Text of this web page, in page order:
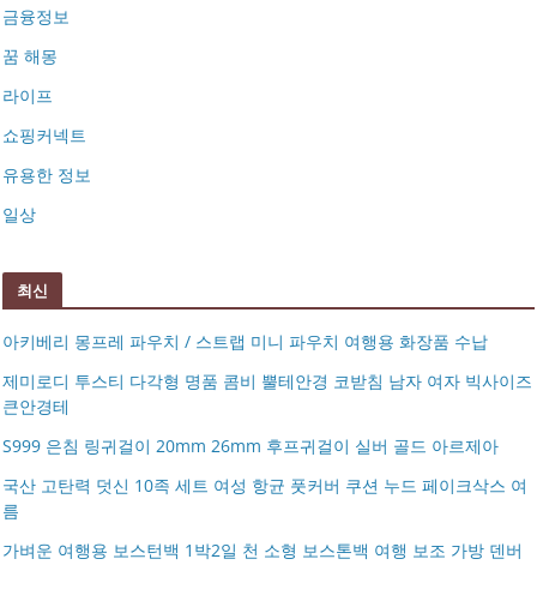
금융정보
꿈 해몽
라이프
쇼핑커넥트
유용한 정보
일상
최신
아키베리 몽프레 파우치 / 스트랩 미니 파우치 여행용 화장품 수납
제미로디 투스티 다각형 명품 콤비 뿔테안경 코받침 남자 여자 빅사이즈
큰안경테
S999 은침 링귀걸이 20mm 26mm 후프귀걸이 실버 골드 아르제아
국산 고탄력 덧신 10족 세트 여성 항균 풋커버 쿠션 누드 페이크삭스 여
름
가벼운 여행용 보스턴백 1박2일 천 소형 보스톤백 여행 보조 가방 덴버
아키베리 몽프레 파우치 / 스트랩 미니 파우치 여행용 화장
품 수납
제미로디 투스티 다각형 명품 콤비 뿔테안경 코받침 남자